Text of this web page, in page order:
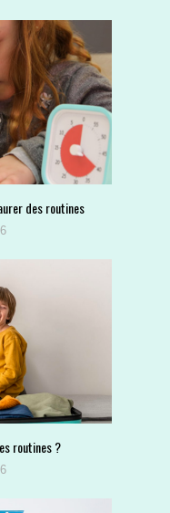
des routines
routines ?